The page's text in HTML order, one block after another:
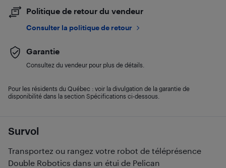
Survol
Transportez ou rangez votre robot de téléprésence
Double Robotics dans un étui de Pelican
Politique de retour du vendeur
Consulter la politique de retour
Garantie
Consultez du vendeur pour plus de détails.
Pour les résidents du Québec : voir la divulgation de la garantie de
disponibilité dans la section Spécifications ci-dessous.